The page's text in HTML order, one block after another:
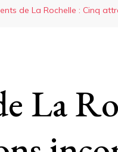
de La Rochelle : Cinq
La